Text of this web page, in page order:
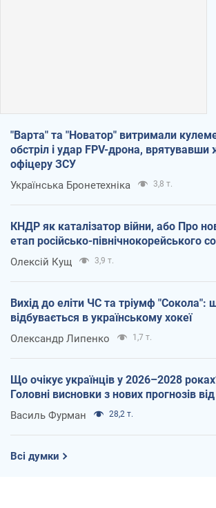
"Варта" та "Новатор" витримали
обстріл і удар FPV-дрона, врятувавши
офіцеру ЗСУ
Українська Бронетехніка 3,8 т.
КНДР як каталізатор війни, або Про
етап російсько-північнокорейського
Олексій Кущ 3,9 т.
Вихід до еліти ЧС та тріумф "Сокола":
відбувається в українському хокеї
Олександр Липенко 1,7 т.
Що очікує українців у 2026–2028
Головні висновки з нових прогнозів
Василь Фурман 28,2 т.
Всі думки